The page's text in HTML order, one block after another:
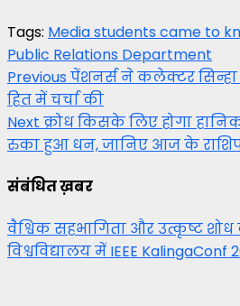
Tags: Media students came to
Public Relations Department
Post
navigation
Previousपेंशनर्स ने कलेक्टर
हित में चर्चा की
Next क्रोध किसके लिए होगा
रुका हुआ धन, जानिए आज के
संबंधित ख़बर
वैश्विक सहभागिता और उत्कृष्ट
विश्वविद्यालय में IEEE